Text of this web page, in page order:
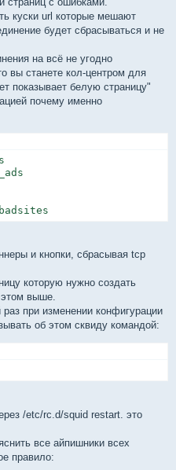
куски url которые мешают
будет сбрасываться и не
на всё не угодно
вы станете кол-центром для
показывает белую страницу"
почему именно
badsites
и кнопки, сбрасывая tcp
которую нужно создать
этом выше.
при изменении конфигурации
об этом сквиду командой:
/etc/rc.d/squid restart. это
все айпишники всех
правило: